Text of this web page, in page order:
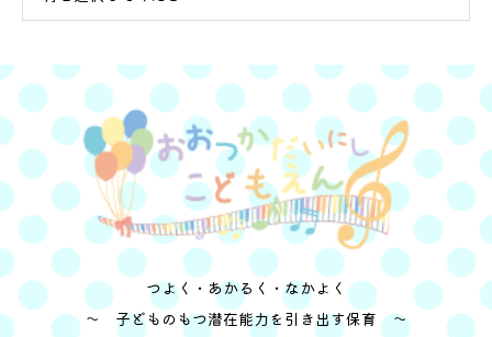
つよく・あかるく・なかよく
～ 子どものもつ潜在能力を引き出す保育 ～